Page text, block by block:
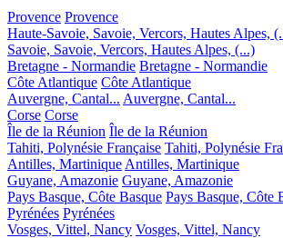
Provence Provence
Haute-Savoie, Savoie, Vercors, Hautes Alpes,
Savoie, Savoie, Vercors, Hautes Alpes, (...)
Bretagne - Normandie Bretagne - Normandie
Côte Atlantique Côte Atlantique
Auvergne, Cantal... Auvergne, Cantal...
Corse Corse
Île de la Réunion Île de la Réunion
Tahiti, Polynésie Française Tahiti, Polynésie
Antilles, Martinique Antilles, Martinique
Guyane, Amazonie Guyane, Amazonie
Pays Basque, Côte Basque Pays Basque, Côte
Pyrénées Pyrénées
Vosges, Vittel, Nancy Vosges, Vittel, Nancy